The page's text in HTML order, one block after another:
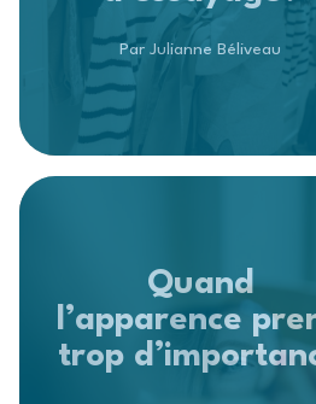
Par Julianne Béliveau
Quand
l’apparence
trop